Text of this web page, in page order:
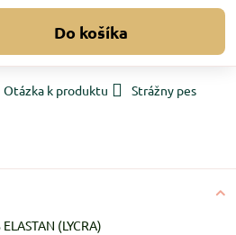
Do košíka
Otázka k produktu
Strážny pes
(LYCRA)